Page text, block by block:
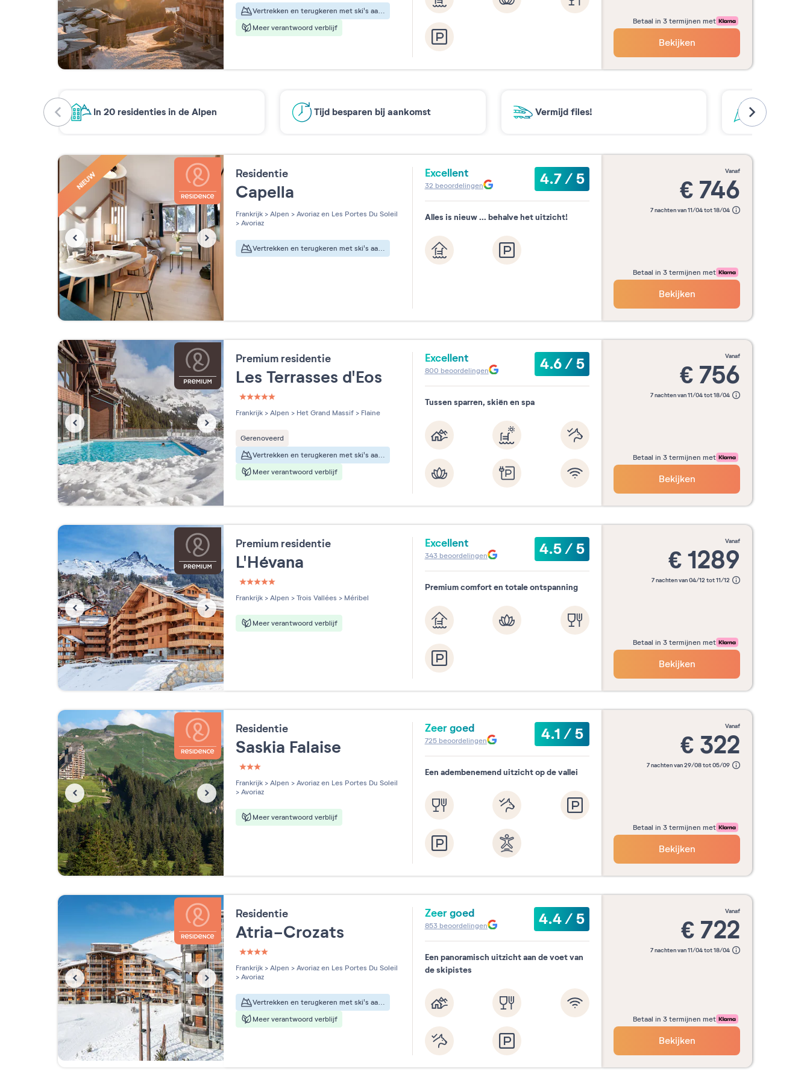
Vertrekken en terugkeren met ski's aan de voeten
Meer verantwoord verblijf
Betaal in 3 termijnen met
Bekijken
In 20 residenties in de Alpen Tijd besparen bij aankomst Vermijd files! De pistes
NIEUW Residentie
Capella
Frankrijk > Alpen > Avoriaz en Les Portes Du Soleil
> Avoriaz
Vertrekken en terugkeren met ski's aan de voeten
Excellent 4.7/5
32 beoordelingen
Alles is nieuw ... behalve het uitzicht!
vanaf
€ 746
7 nachten van 11/04 tot 18/04
Betaal in 3 termijnen met
Bekijken
Premium residentie
Les Terrasses d'Eos
5 étoiles sur 5
Frankrijk > Alpen > Het Grand Massif > Flaine
Gerenoveerd
Vertrekken en terugkeren met ski's aan de voeten
Meer verantwoord verblijf
Excellent 4.6/5
800 beoordelingen
Tussen sparren, skiën en spa
vanaf
€ 756
7 nachten van 11/04 tot 18/04
Betaal in 3 termijnen met
Bekijken
Premium residentie
L'Hévana
5 étoiles sur 5
Frankrijk > Alpen > Trois Vallées > Méribel
Meer verantwoord verblijf
Excellent 4.5/5
343beoordelingen
Premium comfort en totale ontspanning
vanaf
€1289
7 nachten van 04/12 tot 11/12
Betaal in 3 termijnen met
Bekijken
Residentie
Saskia Falaise
3 étoiles sur 5
Frankrijk > Alpen > Avoriaz en Les Portes Du Soleil
> Avoriaz
Meer verantwoord verblijf
Zeer goed 4.1/5
725beoordelingen
Een adembenemend uitzicht op de vallei
vanaf
€ 322
7 nachten van 29/08 tot 05/09
Betaal in 3 termijnen met
Bekijken
Residentie
Atria-Crozats
4 étoiles sur 5
Frankrijk > Alpen > Avoriaz en Les Portes Du Soleil
> Avoriaz
Vertrekken en terugkeren met ski's aan de voeten
Meer verantwoord verblijf
Zeer goed 4.4/5
853beoordelingen
Een panoramisch uitzicht aan de voet van
de skipistes
vanaf
€ 722
7 nachten van 11/04 tot 18/04
Betaal in 3 termijnen met
Bekijken